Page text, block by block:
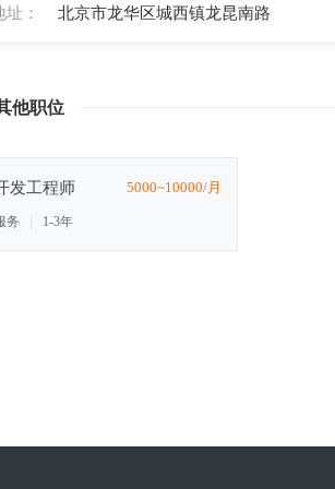
： 北京市龙华区城西镇龙昆南路
他职位
发工程师 5000~10000/月
务 1-3年